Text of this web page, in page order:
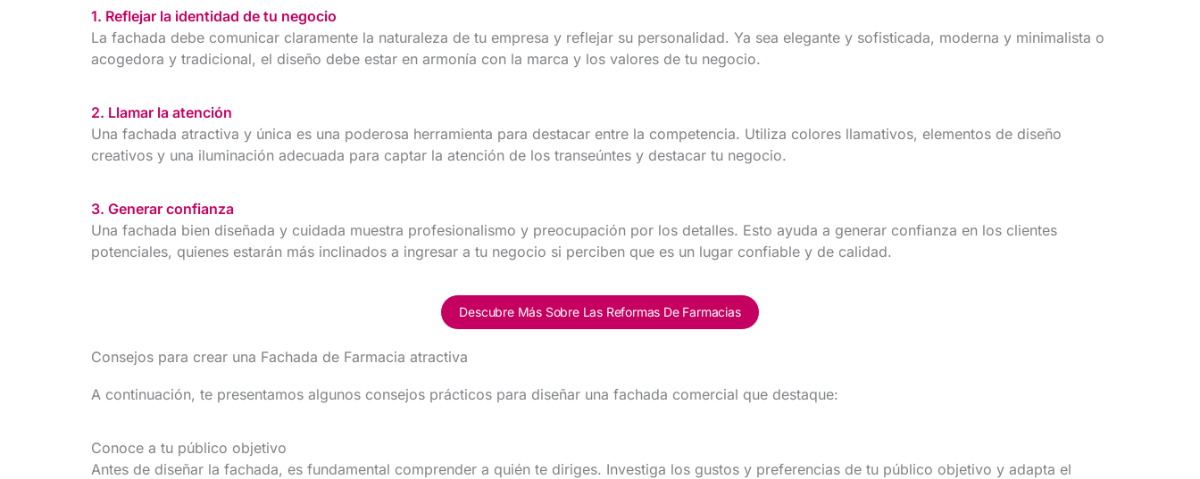
1. Reflejar la identidad de tu negocio
La fachada debe comunicar claramente la naturaleza de tu empresa y reflejar su personalidad. Ya sea elegante y sofisticada, moderna y minimalista o
acogedora y tradicional, el diseño debe estar en armonía con la marca y los valores de tu negocio.
2. Llamar la atención
Una fachada atractiva y única es una poderosa herramienta para destacar entre la competencia. Utiliza colores llamativos, elementos de diseño
creativos y una iluminación adecuada para captar la atención de los transeúntes y destacar tu negocio.
3. Generar confianza
Una fachada bien diseñada y cuidada muestra profesionalismo y preocupación por los detalles. Esto ayuda a generar confianza en los clientes
potenciales, quienes estarán más inclinados a ingresar a tu negocio si perciben que es un lugar confiable y de calidad.
Descubre Más Sobre Las Reformas De Farmacias
Consejos para crear una Fachada de Farmacia atractiva
A continuación, te presentamos algunos consejos prácticos para diseñar una fachada comercial que destaque:
Conoce a tu público objetivo
Antes de diseñar la fachada, es fundamental comprender a quién te diriges. Investiga los gustos y preferencias de tu público objetivo y adapta el